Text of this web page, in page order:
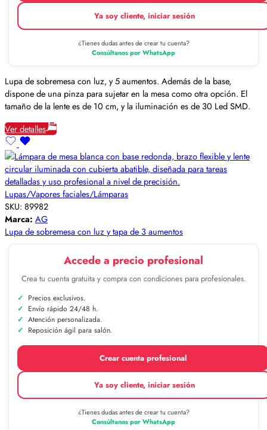
Ya soy cliente, iniciar sesión
¿Tienes dudas antes de crear tu cuenta?
Consúltanos por WhatsApp
Lupa de sobremesa con luz, y 5 aumentos. Además de la base,
dispone de una pinza para sujetar en la mesa como otra opción. El
tamaño de la lente es de 10 cm, y la iluminación es de 30 Led SMD.
Ver detalles
Lupas/Vapores faciales/Lámparas
SKU: 89982
Marca: AG
Lupa de sobremesa con luz y tapa de 3 aumentos
Accede a precio profesional
Crea tu cuenta gratuita y compra con condiciones para profesionales.
Precios exclusivos.
Envío rápido 24/48 h.
Atención personalizada.
Reposición ágil para salón.
Crear cuenta profesional
Ya soy cliente, iniciar sesión
¿Tienes dudas antes de crear tu cuenta?
Consúltanos por WhatsApp